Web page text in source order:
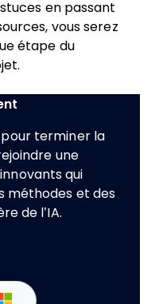
en passant
vous serez
étape du
terminer la
une
qui
méthodes et des
de l’IA.